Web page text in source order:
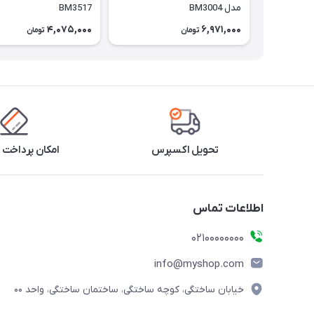
مدل BM3004
6,971,000 تومان
BM3517
4,075,000 تومان
تحویل اکسپرس امکان
اطلاعات تماس
۰۲۱۰۰۰۰۰۰۰۰
info@myshop.com
خیابان ساختگی، کوچه ساختگی، ساختمان ساختگی، واحد ۰۰